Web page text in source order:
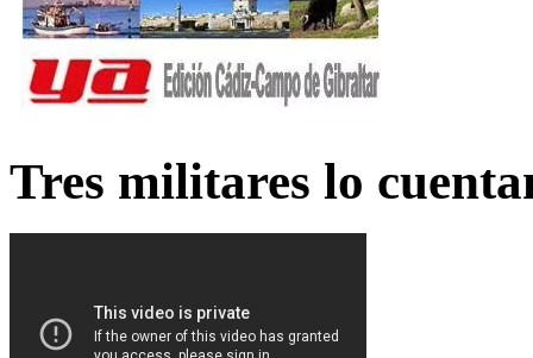
Tres militares lo